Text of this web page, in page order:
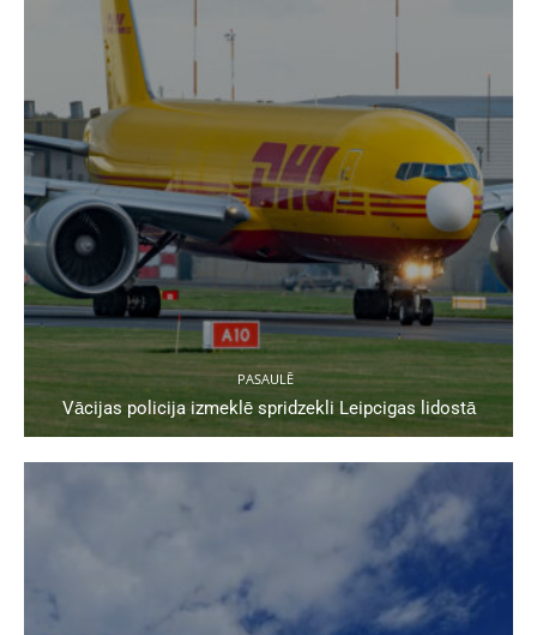
PASAULĒ
Vācijas policija izmeklē spridzekli Leipcigas lidostā